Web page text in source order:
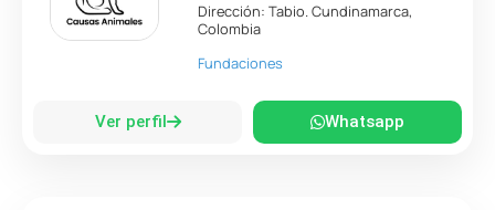
Dirección:Tabio.Cundinamarca,
Colombia
Fundaciones
Ver perfil Whatsapp